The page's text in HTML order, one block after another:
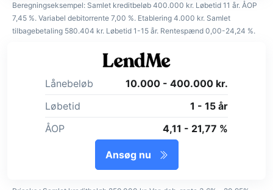
Beregningseksempel: Samlet kreditbeløb 400.000 kr. Løbetid 11 år. ÅOP
7,45 %. Variabel debitorrente 7,00 %. Etablering 4.000 kr. Samlet
tilbagebetaling 580.404 kr. Løbetid 1-15 år. Rentespænd 0,00-24,24 %.
Lånebeløb
10.000 - 400.000 kr.
Løbetid
1 - 15 år
ÅOP
4,11 - 21,77 %
Ansøg nu